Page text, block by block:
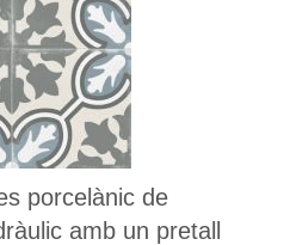
porcelànic de
amb un pretall